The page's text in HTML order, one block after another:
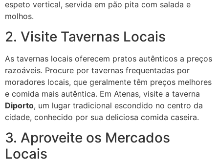
espeto vertical, servida em pão pita com salada e
molhos.
2. Visite Tavernas Locais
As tavernas locais oferecem pratos autênticos a preços
razoáveis. Procure por tavernas frequentadas por
moradores locais, que geralmente têm preços melhores
e comida mais autêntica. Em Atenas, visite a taverna
Diporto, um lugar tradicional escondido no centro da
cidade, conhecido por sua deliciosa comida caseira.
3. Aproveite os Mercados
Locais